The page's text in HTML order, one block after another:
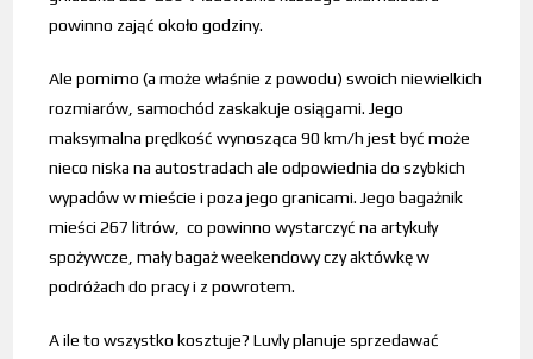
powinno zająć około godziny.
Ale pomimo (a może właśnie z powodu) swoich niewielkich
rozmiarów, samochód zaskakuje osiągami. Jego
maksymalna prędkość wynosząca 90 km/h jest być może
nieco niska na autostradach ale odpowiednia do szybkich
wypadów w mieście i poza jego granicami. Jego bagażnik
mieści 267 litrów, co powinno wystarczyć na artykuły
spożywcze, mały bagaż weekendowy czy aktówkę w
podróżach do pracy i z powrotem.
A ile to wszystko kosztuje? Luvly planuje sprzedawać